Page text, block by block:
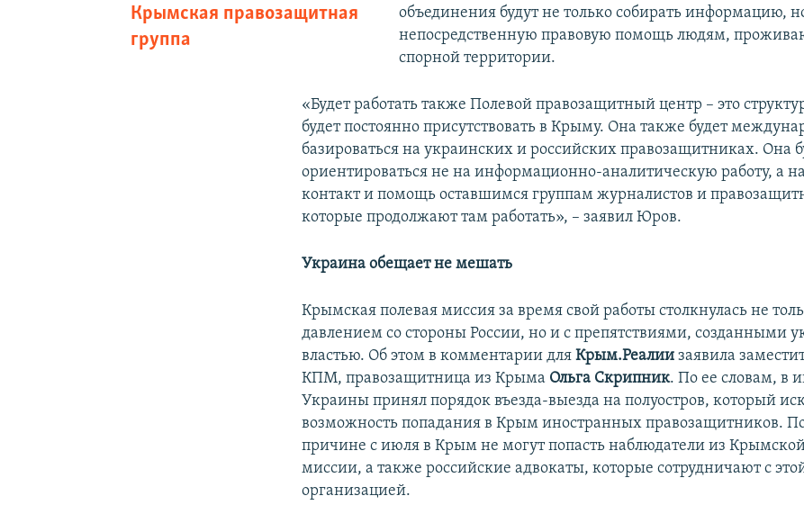
Крымская правозащитная
группа
объединения будут не только собирать информацию,
непосредственную правовую помощь людям,
спорной территории.
«Будет работать также Полевой правозащитный центр – это
будет постоянно присутствовать в Крыму. Она также будет
базироваться на украинских и российских правозащитниках. Она
ориентироваться не на информационно-аналитическую работу, а
контакт и помощь оставшимся группам журналистов и
которые продолжают там работать», – заявил Юров.
Украина обещает не мешать
Крымская полевая миссия за время свой работы столкнулась не
давлением со стороны России, но и с препятствиями, созданными
властью. Об этом в комментарии дляКрым.Реалии заявила
КПМ, правозащитница из Крыма Ольга Скрипник. По ее словам, в
Украины принял порядок въезда-выезда на полуостров, который
возможность попадания в Крым иностранных правозащитников.
причине с июля в Крым не могут попасть наблюдатели из
миссии, а также российские адвокаты, которые сотрудничают с
организацией.